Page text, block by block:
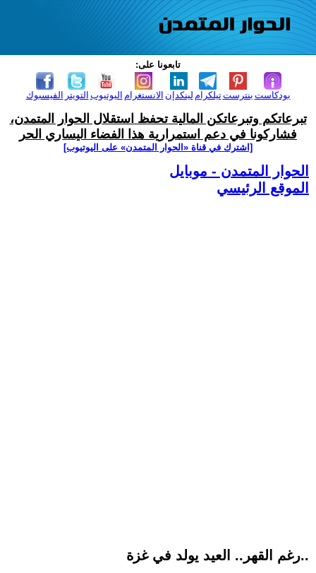
تابعونا على:
الفيسبوك التويتر اليوتيوب الانستغرام لينكدإن تيلكرامبنترست بودكاست
تبرعاتكم وتبرعاتكن المالية تحفظ استقلال الحوار المتمدن،
فشاركونا في دعم استمرارية هذا الفضاء اليساري الحر
[اشترك في قناة ‫«الحوار المتمدن» على اليوتيوب]
الحوار المتمدن - موبايل
الموقع الرئيسي
رغم القهر.. العيد يولد في غزة..